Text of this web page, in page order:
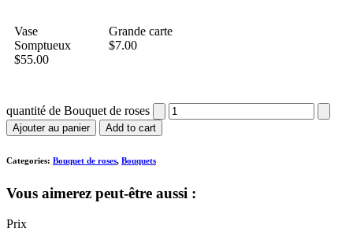
Vase
Somptueux
$55.00
Grande carte
$7.00
quantité de Bouquet de roses
Ajouter au panier Add to cart
Categories: Bouquet de roses, Bouquets
Vous aimerez peut-être aussi :
Prix